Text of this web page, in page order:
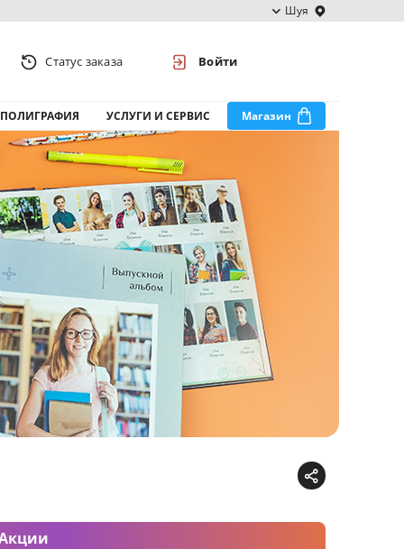
Шуя
Статус заказа Войти
ПОЛИГРАФИЯ УСЛУГИ И СЕРВИС Магазин